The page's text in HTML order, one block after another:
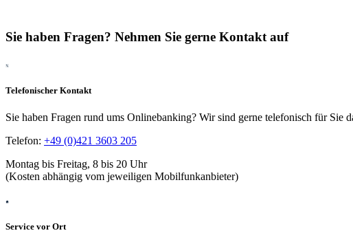
Sie haben Fragen? Nehmen Sie gerne Kontakt auf
Telefonischer Kontakt
Sie haben Fragen rund ums Onlinebanking? Wir sind gerne telefonisch für Sie
Telefon: +49 (0)421 3603 205
Montag bis Freitag, 8 bis 20 Uhr
(Kosten abhängig vom jeweiligen Mobilfunkanbieter)
Service vor Ort